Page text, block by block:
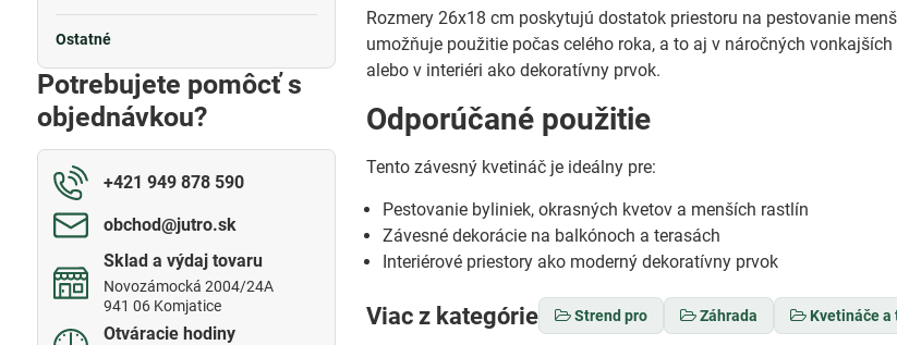
Rozmery 26x18 cm poskytujú dostatok priestoru na pestovanie
umožňuje použitie počas celého roka, a to aj v náročných
alebo v interiéri ako dekoratívny prvok.
Odporúčané použitie
Tento závesný kvetináč je ideálny pre:
Pestovanie byliniek, okrasných kvetov a menších rastlín
Závesné dekorácie na balkónoch a terasách
Interiérové priestory ako moderný dekoratívny prvok
Viac z kategórie Strend pro Záhrada Kvetináče a
Ostatné
Potrebujete pomôcť s
objednávkou?
+421 949 878 590
obchod​@jutro​.sk
Sklad a výdaj tovaru
Novozámocká 2004/24A
941 06 Komjatice
Otváracie hodiny